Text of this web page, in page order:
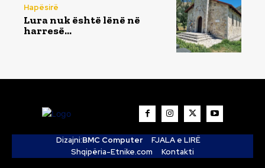
Hapësirë
Lura nuk është lënë në
harresë…
Dizajni:BMC Computer
FJALA e LIRË
Shqipëria-Etnike.com
Kontakti